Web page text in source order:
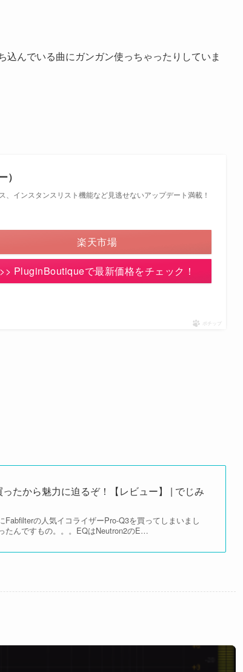
んでいる曲にガンガン使っちゃったりしていま
）
インスタンスリスト機能など見逃せないアップデート満載！
楽天市場
>> PluginBoutiqueで最新価格をチェック！
ポチップ
ったから魅力に迫るぞ！【レビュー】 | でじみ
の人気イコライザーPro-Q3を買ってしまいまし
たんですもの。。。EQはNeutron2のE…